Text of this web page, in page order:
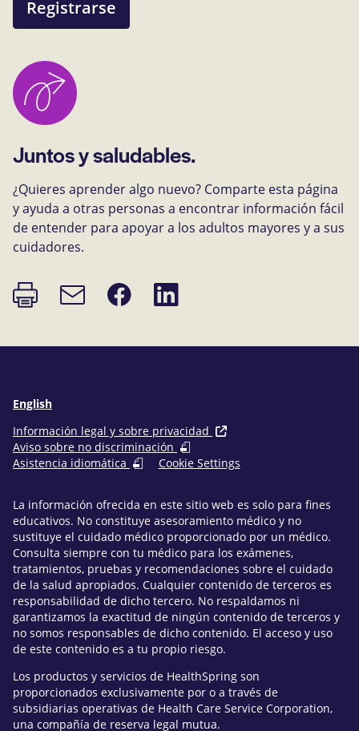
Registrarse
Juntos y saludables.
¿Quieres aprender algo nuevo? Comparte esta página
y ayuda a otras personas a encontrar información fácil
de entender para apoyar a los adultos mayores y a sus
cuidadores.
Imprimir
página
Enlace
de
Compartir
en
Compartir
en
English
Información legal y sobre privacidad
Aviso sobre no discriminación
Asistencia idiomática
Cookie Settings
La información ofrecida en este sitio web es solo para fines
educativos. No constituye asesoramiento médico y no
sustituye el cuidado médico proporcionado por un médico.
Consulta siempre con tu médico para los exámenes,
tratamientos, pruebas y recomendaciones sobre el cuidado
de la salud apropiados. Cualquier contenido de terceros es
responsabilidad de dicho tercero. No respaldamos ni
garantizamos la exactitud de ningún contenido de terceros y
no somos responsables de dicho contenido. El acceso y uso
de este contenido es a tu propio riesgo.
Los productos y servicios de HealthSpring son
proporcionados exclusivamente por o a través de
subsidiarias operativas de Health Care Service Corporation,
una compañía de reserva legal mutua.